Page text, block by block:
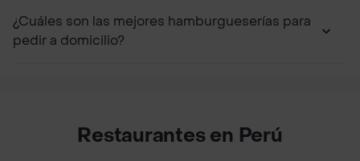
¿Cuáles son las mejores hamburgueserías para
pedir a domicilio?
Restaurantes en Perú